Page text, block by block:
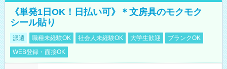
《単発1日OK！日払い可》＊文房具のモクモク
シール貼り
派遣 職種未経験OK 社会人未経験OK 大学生歓迎
ブランクOK
WEB登録・面接OK